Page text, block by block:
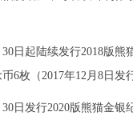
日起陆续发行2018版
6枚（2017年12月8日发
日发行2020版熊猫金